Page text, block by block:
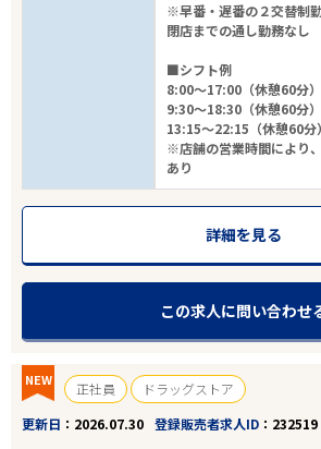
※早番・遅番の２交替制
閉店までの通し勤務なし
■シフト例
8:00～17:00（休憩60分）
9:30～18:30（休憩60分）
13:15～22:15（休憩60分）
※店舗の営業時間により
あり
詳細を見る
この求人に問い合わせ
NEW 正社員
ドラッグストア
更新日
2026.07.30 登録販売者求人ID 232519